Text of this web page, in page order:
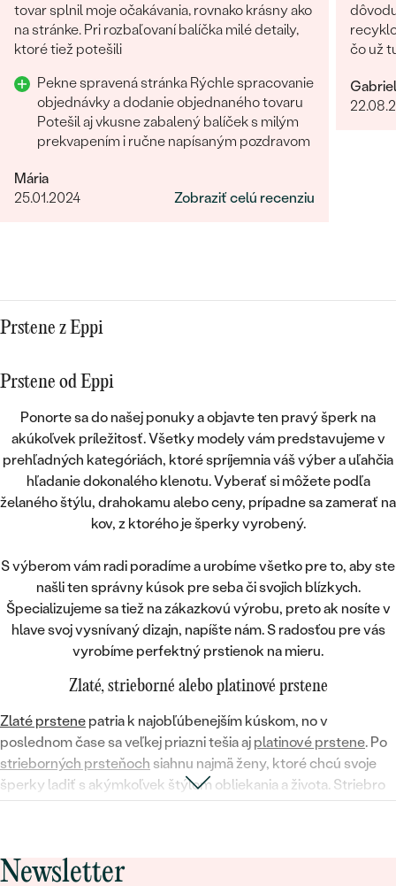
tovar splnil moje očakávania, rovnako krásny ako
na stránke. Pri rozbaľovaní balíčka milé detaily,
ktoré tiež potešili
Pekne spravená stránka Rýchle spracovanie
objednávky a dodanie objednaného tovaru
Potešil aj vkusne zabalený balíček s milým
prekvapením i ručne napísaným pozdravom
Mária
25.01.2024
Zobraziť celú recenziu
čo už
namiesto
Prstene z Eppi
Prstene od Eppi
Ponorte sa do našej ponuky a objavte ten pravý šperk na
akúkoľvek príležitosť. Všetky modely vám predstavujeme v
prehľadných kategóriách, ktoré spríjemnia váš výber a uľahčia
hľadanie dokonalého klenotu. Vyberať si môžete podľa
želaného štýlu, drahokamu alebo ceny, prípadne sa zamerať na
kov, z ktorého je šperky vyrobený.
S výberom vám radi poradíme a urobíme všetko pre to, aby ste
našli ten správny kúsok pre seba či svojich blízkych.
Špecializujeme sa tiež na zákazkovú výrobu, preto ak nosíte v
hlave svoj vysnívaný dizajn, napíšte nám. S radosťou pre vás
vyrobíme perfektný prstienok na mieru.
Zlaté, strieborné alebo platinové prstene
Zlaté prstene patria k najobľúbenejším kúskom, no v
poslednom čase sa veľkej priazni tešia aj platinové prstene. Po
strieborných prsteňoch siahnu najmä ženy, ktoré chcú svoje
šperky ladiť s akýmkoľvek štýlom obliekania a života. Striebro
skvelo ladí so všetkými drahými kameňmi, na ktoré len
zázrakom prírody.
Newsletter